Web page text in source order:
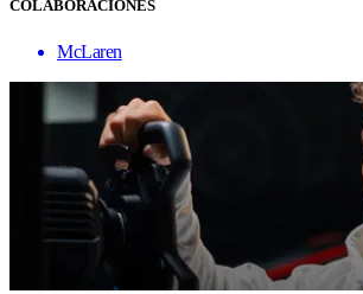
COLABORACIONES
McLaren